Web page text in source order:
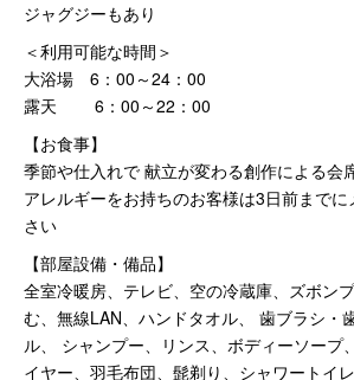
ジャグジーもあり
＜利用可能な時間＞
大浴場 6：00～24：00
露天 6：00～22：00
【お食事】
季節や仕入れで 献立が変わる創作による会
アレルギーをお持ちのお客様は3日前まで
さい
【部屋設備・備品】
全室冷暖房、テレビ、空の冷蔵庫、ズボン
む、無線LAN、ハンドタオル、 歯ブラシ・
ル、 シャンプー、リンス、ボディーソープ
イヤー、羽毛布団、髭剃り、シャワートイ